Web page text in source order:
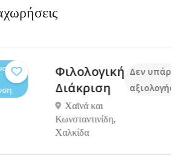
Φιλολογική
Διάκριση
Χαϊνά και
Κωνσταντινίδη,
Xαλκίδα
Δεν υπάρχουν
αξιολογήσεις